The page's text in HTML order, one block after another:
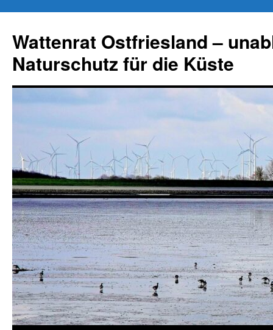
springen
Wattenrat Ostfriesland –
Naturschutz für die Küste